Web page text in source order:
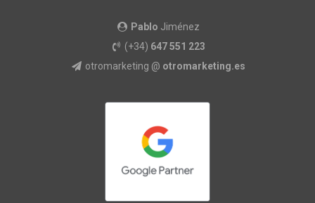
Pablo Jiménez
(+34) 647 551 223
otromarketing @ otromarketing.es